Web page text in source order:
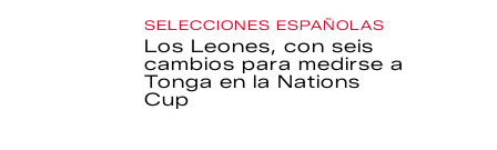
SELECCIONES ESPAÑOLAS
Los Leones, con seis
cambios para medirse a
Tonga en la Nations
Cup